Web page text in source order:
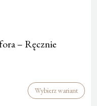
– Ręcznie
Wybierz wariant